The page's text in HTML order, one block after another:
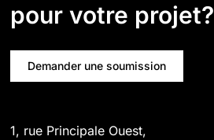
pour votre projet?
Demander une soumission
1, rue Principale Ouest,